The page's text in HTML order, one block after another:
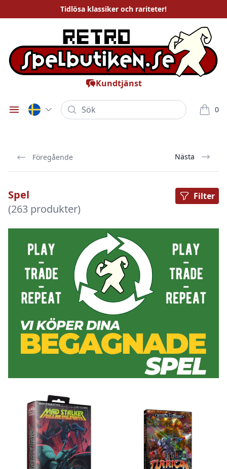
Tidlösa klassiker och rariteter!
Kundtjänst
Öppna meny
Sök 0
varor i
Föregående Nästa
Spel
(263 produkter)
Filter